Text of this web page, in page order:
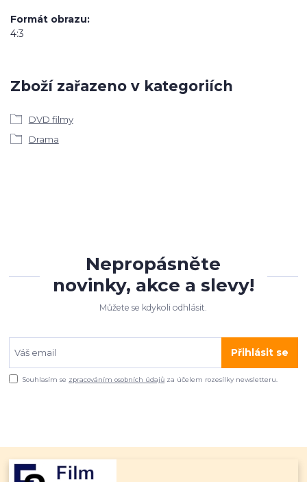
Formát obrazu
4:3
Zboží zařazeno v kategoriích
DVD filmy
Drama
Nepropásněte
novinky, akce a slevy!
Můžete se kdykoli odhlásit.
Přihlásit se
Souhlasím se zpracováním osobních údajů za účelem rozesílky newsletteru.